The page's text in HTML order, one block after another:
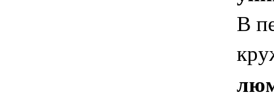
В